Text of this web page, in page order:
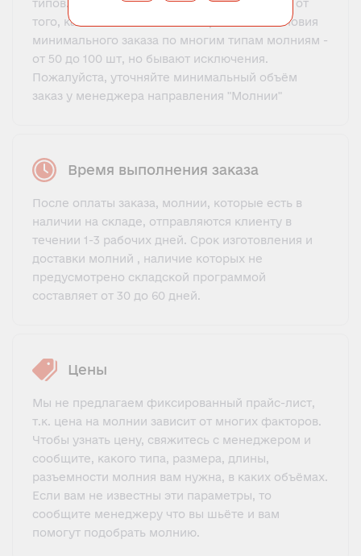
типов. Минимальный оптовый заказ зависит от
того, какая молния вас заинтересовала. Условия
минимального заказа по многим типам молниям -
от 50 до 100 шт, но бывают исключения.
Пожалуйста, уточняйте минимальный объём
заказ у менеджера направления "Молнии"
Время выполнения заказа
После оплаты заказа, молнии, которые есть в
наличии на складе, отправляются клиенту в
течении 1-3 рабочих дней. Срок изготовления и
доставки молний , наличие которых не
предусмотрено складской программой
составляет от 30 до 60 дней.
Цены
Мы не предлагаем фиксированный прайс-лист,
т.к. цена на молнии зависит от многих факторов.
Чтобы узнать цену, свяжитесь с менеджером и
сообщите, какого типа, размера, длины,
разъемности молния вам нужна, в каких объёмах.
Если вам не известны эти параметры, то
сообщите менеджеру что вы шьёте и вам
помогут подобрать молнию.